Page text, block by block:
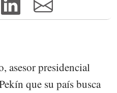
asesor presidencial
que su país busca